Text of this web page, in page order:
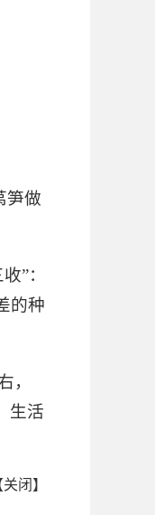
笋做
”：
的种
，
生活
关闭 】